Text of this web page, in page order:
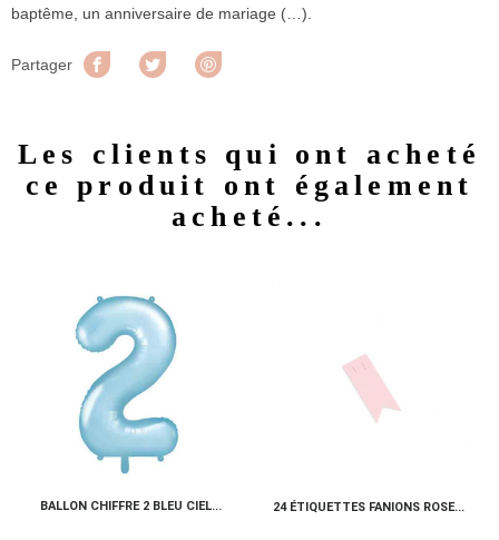
baptême, un anniversaire de mariage (…).
Partager Partager Tweet
Les clients qui ont acheté
ce produit ont également
acheté...
BALLON CHIFFRE 2 BLEU CIEL... 24 ÉTIQUETTES FANIONS ROSE...